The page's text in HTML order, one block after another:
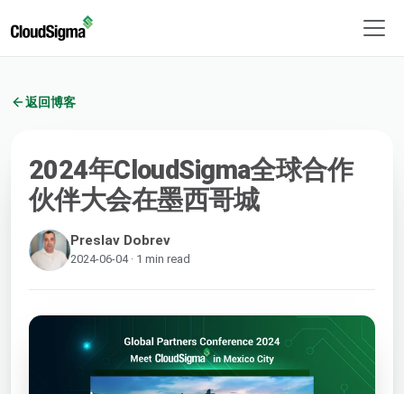
返回博客
2024年CloudSigma全球合作
伙伴大会在墨西哥城
Preslav Dobrev
2024-06-04 · 1 min read